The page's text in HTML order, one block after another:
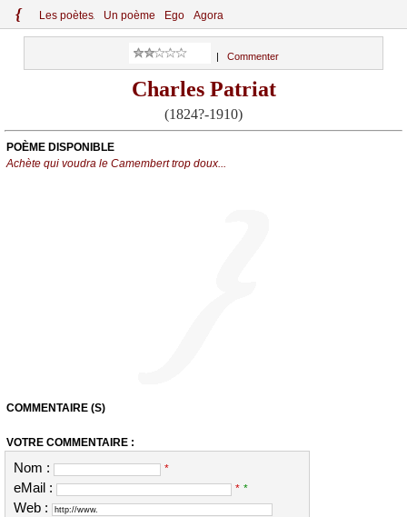
{ Les poètes Un poème Ego Agora
Commenter
Charles Patriat
(1824?-1910)
POÈME DISPONIBLE
Achète qui voudra le Camembert trop doux...
COMMENTAIRE (S)
VOTRE COMMENTAIRE :
Nom : *
eMail : * *
Web :